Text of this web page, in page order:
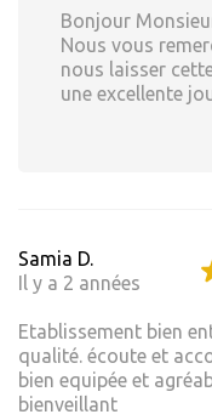
Bonjour
Nous vous
nous laisser
une excellente
Samia D.
Il y a 2 années
Etablissement bien
qualité. écoute et
bien equipée et
bienveillant